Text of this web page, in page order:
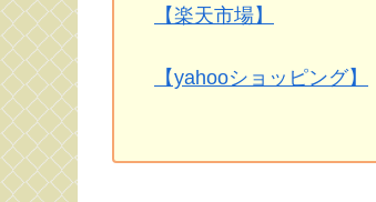
【楽天市場】
【yahooショッピング】